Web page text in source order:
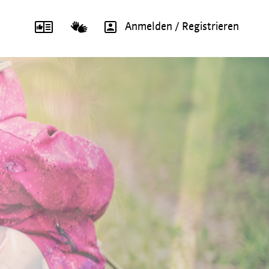
Anmelden / Registrieren